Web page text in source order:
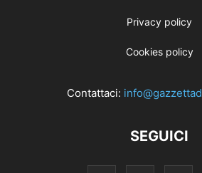
Privacy policy
Cookies policy
Contattaci:
SEGUICI